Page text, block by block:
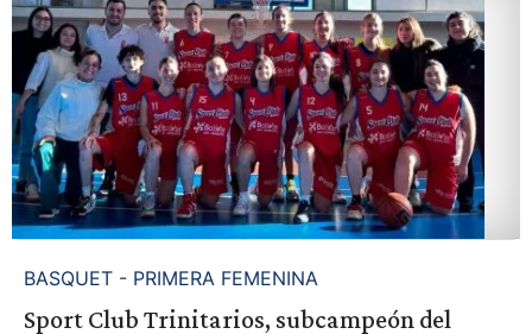
BASQUET - PRIMERA FEMENINA
Sport Club Trinitarios, subcampeón del